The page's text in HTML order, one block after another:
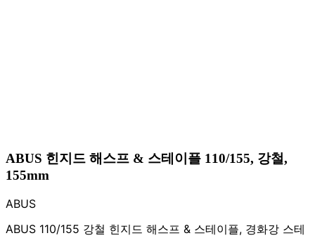
ABUS 힌지드 해스프 & 스테이플 110/155, 강철,
155mm
ABUS
ABUS 110/155 강철 힌지드 해스프 & 스테이플, 경화강 스테